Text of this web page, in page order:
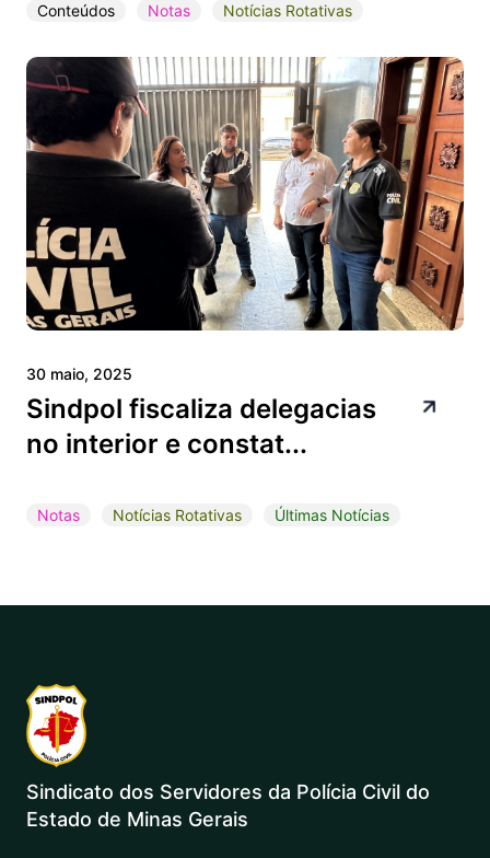
Conteúdos Notas Notícias Rotativas
30 maio, 2025
Sindpol fiscaliza delegacias
no interior e constat...
Notas Notícias Rotativas Últimas Notícias
Sindicato dos Servidores da Polícia Civil do
Estado de Minas Gerais